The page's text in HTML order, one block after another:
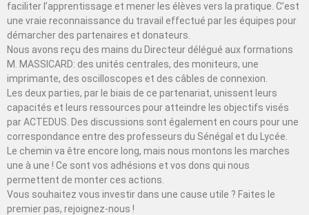
faciliter l’apprentissage et mener les élèves vers la pratique. C’est
une vraie reconnaissance du travail effectué par les équipes pour
démarcher des partenaires et donateurs.
Nous avons reçu des mains du Directeur délégué aux formations
M. MASSICARD: des unités centrales, des moniteurs, une
imprimante, des oscilloscopes et des câbles de connexion.
Les deux parties, par le biais de ce partenariat, unissent leurs
capacités et leurs ressources pour atteindre les objectifs visés
par ACTEDUS. Des discussions sont également en cours pour une
correspondance entre des professeurs du Sénégal et du Lycée.
Le chemin va être encore long, mais nous montons les marches
une à une ! Ce sont vos adhésions et vos dons qui nous
permettent de monter ces actions.
Vous souhaitez vous investir dans une cause utile ? Faites le
premier pas, rejoignez-nous !